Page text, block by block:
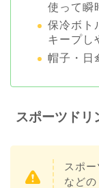
使って瞬
保冷ボト
キープし
帽子・日
スポーツドリ
スポ
など